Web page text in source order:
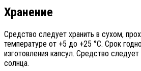
Хранение
Средство следует хранить в сухом,
температуре от +5 до +25 °C. Срок
изготовления капсул. Средство
солнца.